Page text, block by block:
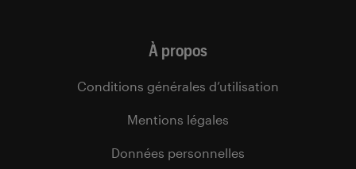
À propos
Conditions générales d’utilisation
Mentions légales
Données personnelles